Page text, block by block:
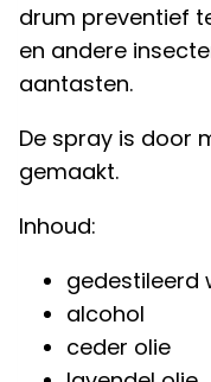
drum preventief
en andere
aantasten.
De spray is door
gemaakt.
Inhoud:
gedestileerd
alcohol
ceder olie